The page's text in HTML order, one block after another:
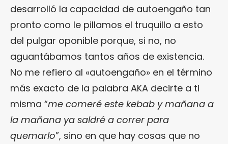
desarrolló la capacidad de autoengaño tan
pronto como le pillamos el truquillo a esto
del pulgar oponible porque, si no, no
aguantábamos tantos años de existencia.
No me refiero al «autoengaño» en el término
más exacto de la palabra AKA decirte a ti
misma “me comeré este kebab y mañana a
la mañana ya saldré a correr para
quemarlo”, sino en que hay cosas que no